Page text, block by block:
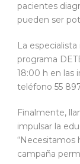
pacientes
pueden ser
La
programa
18:00 h en las
teléfono 55
Finalmente,
impulsar la
“Necesitamos
campaña